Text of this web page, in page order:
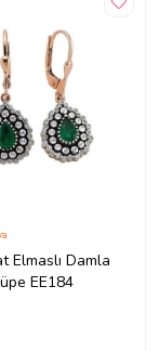
Elmaslı Damla
EE184